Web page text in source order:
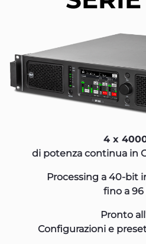
4 x
di potenza continua in
Processing a 40-bit
fino a 96
Pronto
Configurazioni e